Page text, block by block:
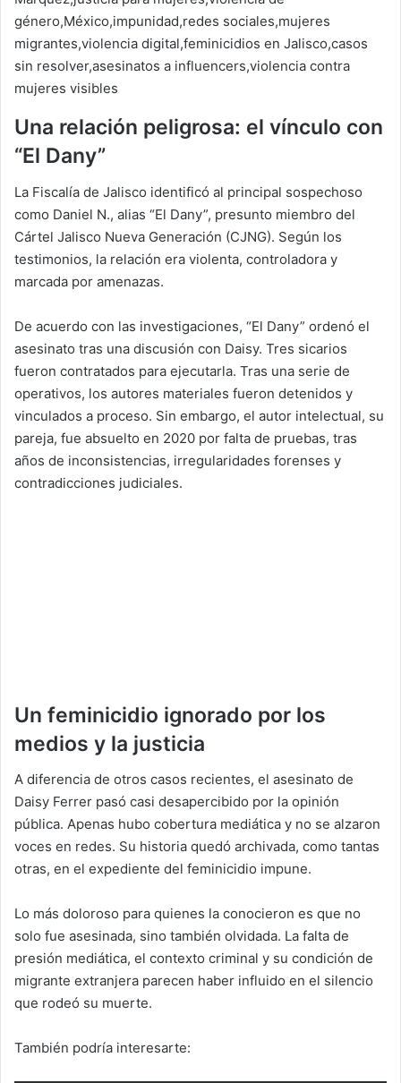
Una relación peligrosa: el vínculo con
“El Dany”
La Fiscalía de Jalisco identificó al principal sospechoso
como Daniel N., alias “El Dany”, presunto miembro del
Cártel Jalisco Nueva Generación (CJNG). Según los
testimonios, la relación era violenta, controladora y
marcada por amenazas.
De acuerdo con las investigaciones, “El Dany” ordenó el
asesinato tras una discusión con Daisy. Tres sicarios
fueron contratados para ejecutarla. Tras una serie de
operativos, los autores materiales fueron detenidos y
vinculados a proceso. Sin embargo, el autor intelectual, su
pareja, fue absuelto en 2020 por falta de pruebas, tras
años de inconsistencias, irregularidades forenses y
contradicciones judiciales.
Un feminicidio ignorado por los
medios y la justicia
A diferencia de otros casos recientes, el asesinato de
Daisy Ferrer pasó casi desapercibido por la opinión
pública. Apenas hubo cobertura mediática y no se alzaron
voces en redes. Su historia quedó archivada, como tantas
otras, en el expediente del feminicidio impune.
Lo más doloroso para quienes la conocieron es que no
solo fue asesinada, sino también olvidada. La falta de
presión mediática, el contexto criminal y su condición de
migrante extranjera parecen haber influido en el silencio
que rodeó su muerte.
También podría interesarte: